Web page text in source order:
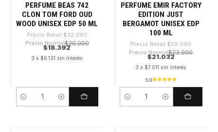
PERFUME BEAS 742
CLON TOM FORD OUD
WOOD UNISEX EDP 50 ML
Precio Retail $32.990
Precio Normal$20.900
$18.392
3 x $6.131 sin interés
Cantidad
PERFUME EMIR FACTORY
EDITION JUST
BERGAMOT UNISEX EDP
100 ML
Precio Retail $59.990
Precio Normal$23.900
$21.032
3 x $7.011 sin interés
5.0
Cantidad